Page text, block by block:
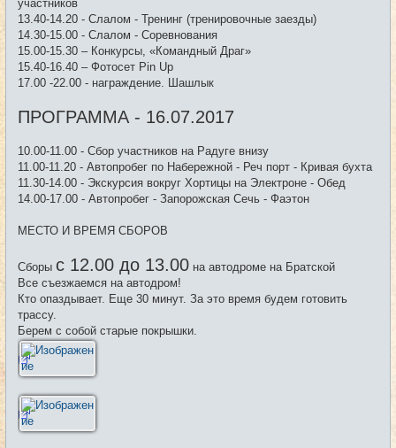
участников
13.40-14.20 - Слалом - Тренинг (тренировочные заезды)
14.30-15.00 - Слалом - Соревнования
15.00-15.30 – Конкурсы, «Командный Драг»
15.40-16.40 – Фотосет Pin Up
17.00 -22.00 - награждение. Шашлык
ПРОГРАММА - 16.07.2017
10.00-11.00 - Сбор участников на Радуге внизу
11.00-11.20 - Автопробег по Набережной - Реч порт - Кривая бухта
11.30-14.00 - Экскурсия вокруг Хортицы на Электроне - Обед
14.00-17.00 - Автопробег - Запорожская Сечь - Фаэтон
МЕСТО И ВРЕМЯ СБОРОВ
Сборы с 12.00 до 13.00 на автодроме на Братской
Все съезжаемся на автодром!
Кто опаздывает. Еще 30 минут. За это время будем готовить
трассу.
Берем с собой старые покрышки.